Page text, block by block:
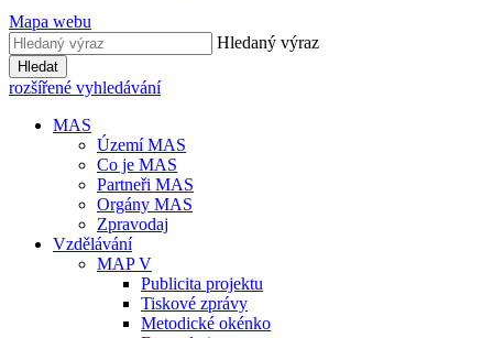
Mapa webu
Hledaný výraz
Hledat
rozšířené vyhledávání
MAS
Území MAS
Co je MAS
Partneři MAS
Orgány MAS
Zpravodaj
Vzdělávání
MAP V
Publicita projektu
Tiskové zprávy
Metodické okénko